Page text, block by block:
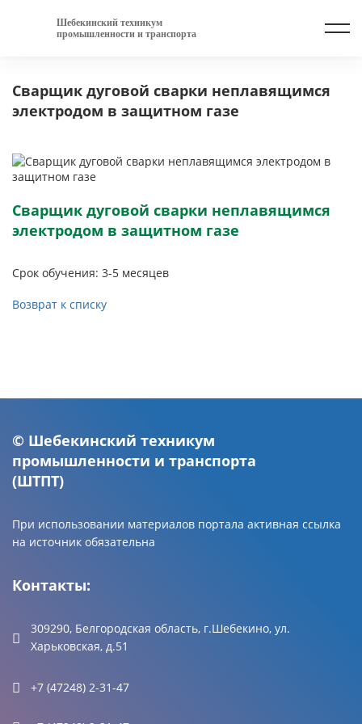
Шебекинский техникум
промышленности и транспорта
Сварщик дуговой сварки неплавящимся
электродом в защитном газе
Сварщик дуговой сварки неплавящимся
электродом в защитном газе
Срок обучения: 3-5 месяцев
Возврат к списку
© Шебекинский техникум
промышленности и транспорта
(ШТПТ)
При использовании материалов портала активная ссылка
на источник обязательна
Контакты:
309290, Белгородская область, г.Шебекино, ул.
Харьковская, д.51
+7 (47248) 2-31-47